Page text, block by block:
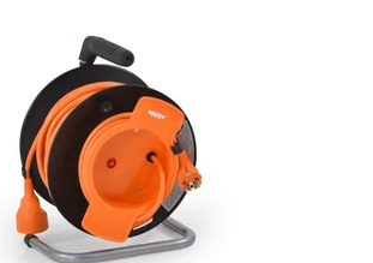
na cívce 20 m. Průřez vodiče 3 x 1,5
Momentálně nedostupné
1762
HECHT
2 roky